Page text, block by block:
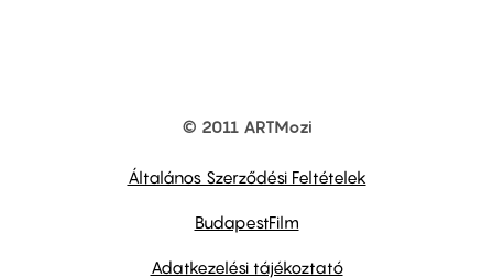
© 2011 ARTMozi
Általános Szerződési Feltételek
BudapestFilm
Adatkezelési tájékoztató